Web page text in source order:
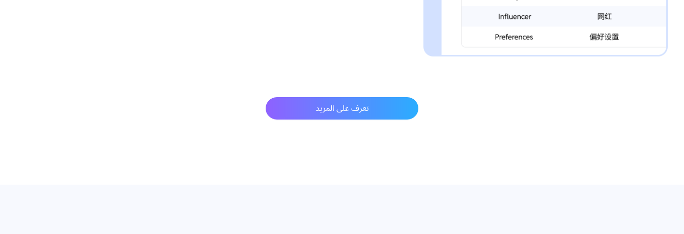
تعرف على المزيد